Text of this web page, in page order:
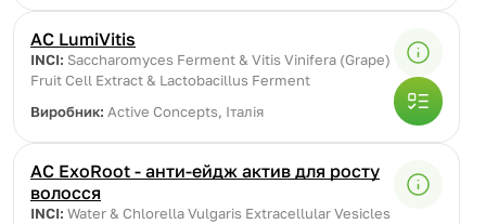
AC LumiVitis
INCI: Saccharomyces Ferment & Vitis Vinifera (Grape)
Fruit Cell Extract & Lactobacillus Ferment
Виробник: Active Conсepts, Італія
AC ExoRoot - анти-ейдж актив для росту
волосся
INCI: Water & Chlorella Vulgaris Extracellular Vesicles